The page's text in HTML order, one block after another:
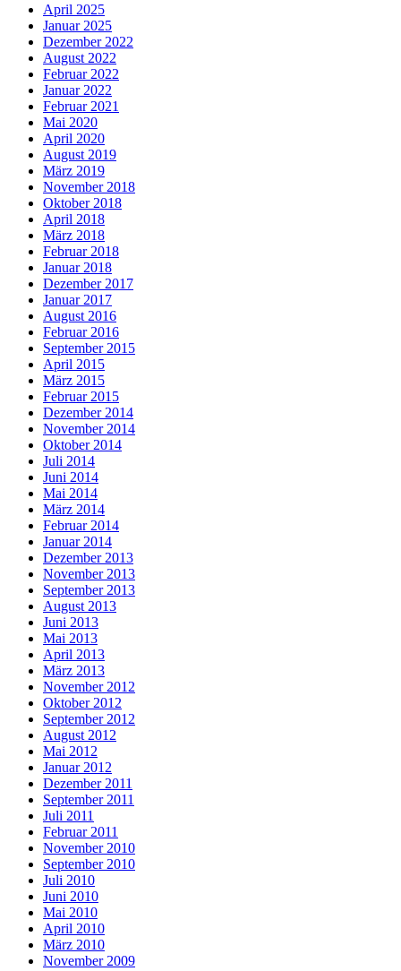
April 2025
Januar 2025
Dezember 2022
August 2022
Februar 2022
Januar 2022
Februar 2021
Mai 2020
April 2020
August 2019
März 2019
November 2018
Oktober 2018
April 2018
März 2018
Februar 2018
Januar 2018
Dezember 2017
Januar 2017
August 2016
Februar 2016
September 2015
April 2015
März 2015
Februar 2015
Dezember 2014
November 2014
Oktober 2014
Juli 2014
Juni 2014
Mai 2014
März 2014
Februar 2014
Januar 2014
Dezember 2013
November 2013
September 2013
August 2013
Juni 2013
Mai 2013
April 2013
März 2013
November 2012
Oktober 2012
September 2012
August 2012
Mai 2012
Januar 2012
Dezember 2011
September 2011
Juli 2011
Februar 2011
November 2010
September 2010
Juli 2010
Juni 2010
Mai 2010
April 2010
März 2010
November 2009